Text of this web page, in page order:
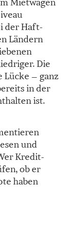
der Haft­
Ländern
Die
Lücke – ganz
in der
ist.
und
Kredit­
ob er
haben